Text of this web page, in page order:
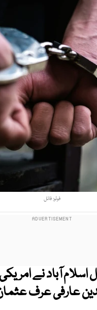
فوٹو: فائل
آباد نے
عارفی عرف عثمان